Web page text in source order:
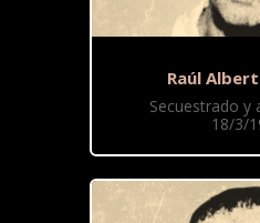
Raúl
Secuestrado y
18/3/